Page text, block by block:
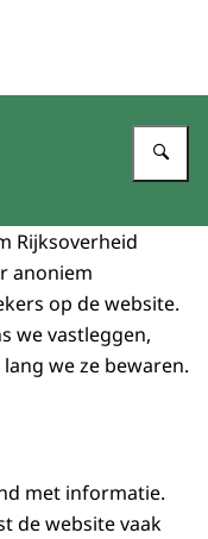
Leren Eten
Rijksoverheid
anoniem
op de website.
we vastleggen,
we ze bewaren.
met informatie.
de website vaak